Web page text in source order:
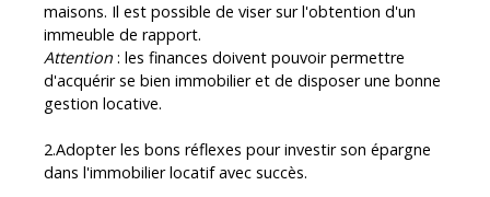
maisons. Il est possible de viser sur l'obtention d'un
immeuble de rapport.
Attention : les finances doivent pouvoir permettre
d'acquérir se bien immobilier et de disposer une bonne
gestion locative.
2.Adopter les bons réflexes pour investir son épargne
dans l'immobilier locatif avec succès.